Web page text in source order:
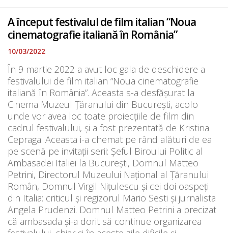
A început festivalul de film italian “Noua
cinematografie italiană în România”
10/03/2022
În 9 martie 2022 a avut loc gala de deschidere a
festivalului de film italian “Noua cinematografie
italiană în România”. Aceasta s-a desfășurat la
Cinema Muzeul Ţăranului din București, acolo
unde vor avea loc toate proiecțiile de film din
cadrul festivalului, și a fost prezentată de Kristina
Cepraga. Aceasta i-a chemat pe rând alături de ea
pe scenă pe invitații serii: Şeful Biroului Politic al
Ambasadei Italiei la București, Domnul Matteo
Petrini, Directorul Muzeului Național al Ţăranului
Român, Domnul Virgil Nițulescu și cei doi oaspeți
din Italia: criticul și regizorul Mario Sesti și jurnalista
Angela Prudenzi. Domnul Matteo Petrini a precizat
că ambasada și-a dorit să continue organizarea